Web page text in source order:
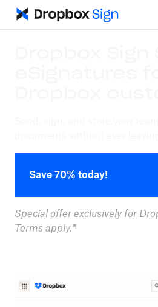
Save 70% today!
Special offer exclusively for
Terms apply.*